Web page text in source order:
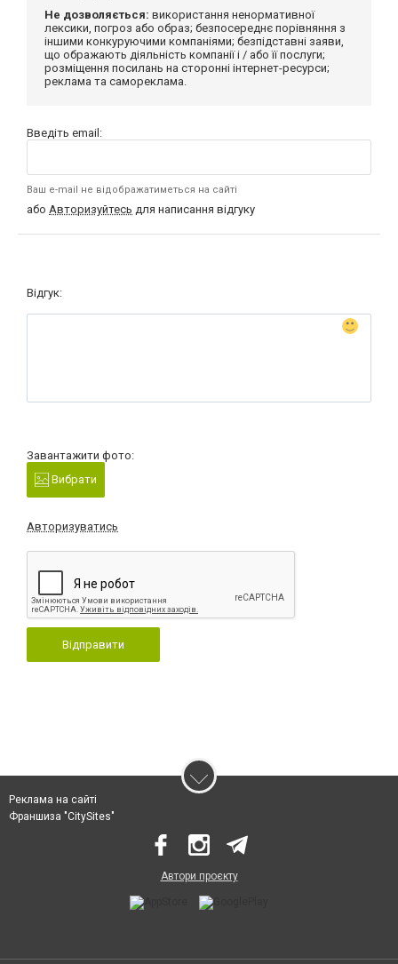
Не дозволяється: використання ненормативної
лексики, погроз або образ; безпосереднє порівняння з
іншими конкуруючими компаніями; безпідставні заяви,
що ображають діяльність компанії і / або її послуги;
розміщення посилань на сторонні інтернет-ресурси;
реклама та самореклама.
Введіть email:
Ваш e-mail не відображатиметься на сайті
або Авторизуйтесь для написання відгуку
Відгук:
Завантажити фото:
Вибрати
Авторизуватись
Відправити
Реклама на сайті
Франшиза "CitySites"
Автори проєкту